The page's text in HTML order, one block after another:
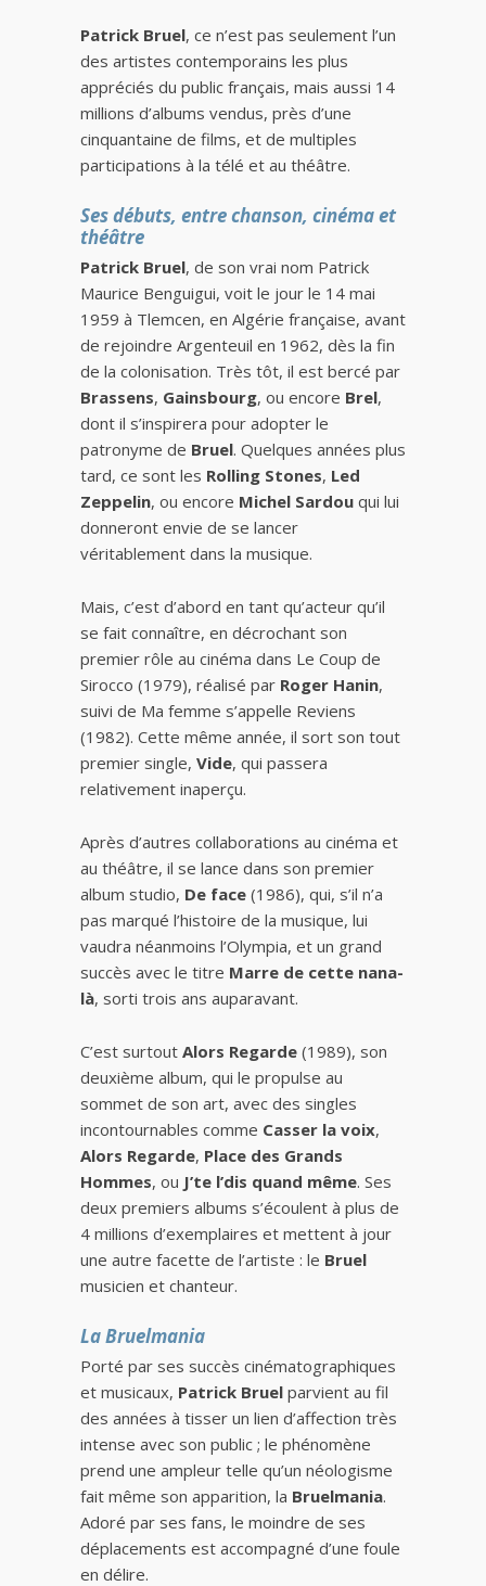
Patrick Bruel, ce n’est pas seulement l’un
des artistes contemporains les plus
appréciés du public français, mais aussi 14
millions d’albums vendus, près d’une
cinquantaine de films, et de multiples
participations à la télé et au théâtre.
Ses débuts, entre chanson, cinéma et
théâtre
Patrick Bruel, de son vrai nom Patrick
Maurice Benguigui, voit le jour le 14 mai
1959 à Tlemcen, en Algérie française, avant
de rejoindre Argenteuil en 1962, dès la fin
de la colonisation. Très tôt, il est bercé par
Brassens, Gainsbourg, ou encore Brel,
dont il s’inspirera pour adopter le
patronyme de Bruel. Quelques années plus
tard, ce sont les Rolling Stones, Led
Zeppelin, ou encore Michel Sardou qui lui
donneront envie de se lancer
véritablement dans la musique.
Mais, c’est d’abord en tant qu’acteur qu’il
se fait connaître, en décrochant son
premier rôle au cinéma dans Le Coup de
Sirocco (1979), réalisé par Roger Hanin,
suivi de Ma femme s’appelle Reviens
(1982). Cette même année, il sort son tout
premier single, Vide, qui passera
relativement inaperçu.
Après d’autres collaborations au cinéma et
au théâtre, il se lance dans son premier
album studio, De face (1986), qui, s’il n’a
pas marqué l’histoire de la musique, lui
vaudra néanmoins l’Olympia, et un grand
succès avec le titre Marre de cette nana-
là, sorti trois ans auparavant.
C’est surtout Alors Regarde (1989), son
deuxième album, qui le propulse au
sommet de son art, avec des singles
incontournables comme Casser la voix,
Alors Regarde, Place des Grands
Hommes, ou J’te l’dis quand même. Ses
deux premiers albums s’écoulent à plus de
4 millions d’exemplaires et mettent à jour
une autre facette de l’artiste : le Bruel
musicien et chanteur.
La Bruelmania
Porté par ses succès cinématographiques
et musicaux, Patrick Bruel parvient au fil
des années à tisser un lien d’affection très
intense avec son public ; le phénomène
prend une ampleur telle qu’un néologisme
fait même son apparition, la Bruelmania.
Adoré par ses fans, le moindre de ses
déplacements est accompagné d’une foule
en délire.